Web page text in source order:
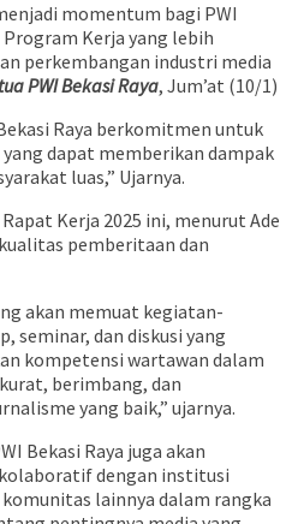
momentum bagi PWI
Kerja yang lebih
perkembangan industri media
PWI Bekasi Raya, Jum’at (10/1)
Raya berkomitmen untuk
dapat memberikan dampak
luas,” Ujarnya.
Kerja 2025 ini, menurut Ade
pemberitaan dan
akan memuat kegiatan-
seminar, dan diskusi yang
kompetensi wartawan dalam
berimbang, dan
yang baik,” ujarnya.
Bekasi Raya juga akan
dengan institusi
lainnya dalam rangka